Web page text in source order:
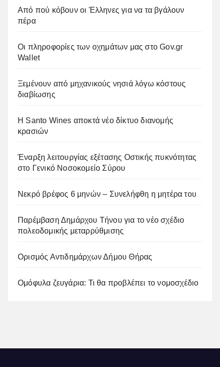
Από πού κόβουν οι Έλληνες για να τα βγάλουν
πέρα
Οι πληροφορίες των οχημάτων μας στο Gov.gr
Wallet
Ξεμένουν από μηχανικούς νησιά λόγω κόστους
διαβίωσης
Η Santo Wines αποκτά νέο δίκτυο διανομής
κρασιών
Έναρξη λειτουργίας εξέτασης Οστικής πυκνότητας
στο Γενικό Νοσοκομείο Σύρου
Νεκρό βρέφος 6 μηνών – Συνελήφθη η μητέρα του
Παρέμβαση Δημάρχου Τήνου για το νέο σχέδιο
πολεοδομικής μεταρρύθμισης
Ορισμός Αντιδημάρχων Δήμου Θήρας
Ομόφυλα ζευγάρια: Τι θα προβλέπει το νομοσχέδιο